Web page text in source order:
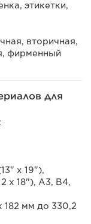
этикетки,
вторичная,
фирменный
для
x 19"),
x 18"), A3, B4,
182 мм до 330,2